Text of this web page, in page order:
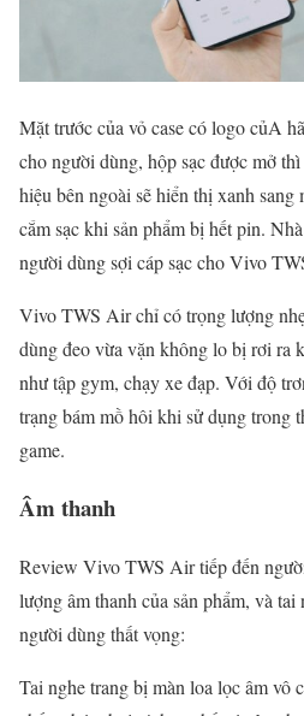
Mặt trước của vỏ case có logo củA
cho người dùng, hộp sạc được mở
hiệu bên ngoài sẽ hiển thị xanh
cắm sạc khi sản phẩm bị hết pin.
người dùng sợi cáp sạc cho Vivo
Vivo TWS Air chỉ có trọng lượng
dùng đeo vừa vặn không lo bị rơi ra
như tập gym, chạy xe đạp. Với độ
trạng bám mồ hôi khi sử dụng trong
game.
Âm thanh
Review Vivo TWS Air tiếp đến
lượng âm thanh của sản phẩm, và
người dùng thất vọng:
Tai nghe trang bị màn loa lọc âm vô